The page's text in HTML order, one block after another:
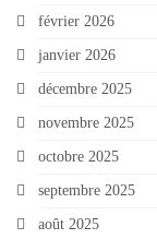
février 2026
janvier 2026
décembre 2025
novembre 2025
octobre 2025
septembre 2025
août 2025